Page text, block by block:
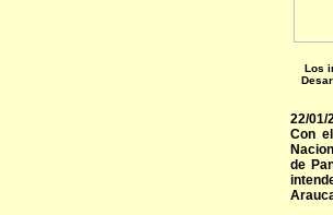
Los
22/01/
Con
de